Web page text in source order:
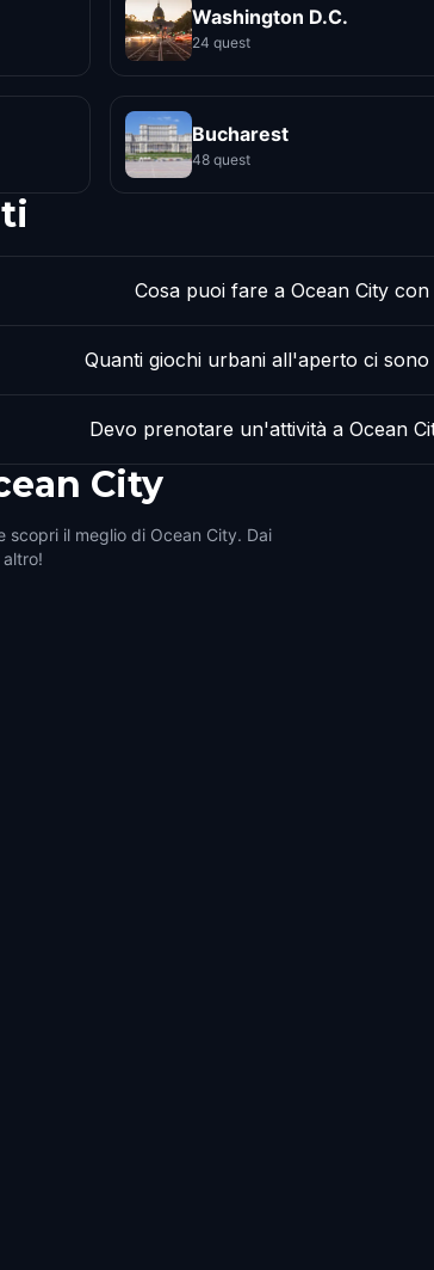
Washington D.C.
24 quest
Bucharest
48 quest
Cosa puoi fare a Ocean City con
Quanti giochi urbani all'aperto ci sono
Devo prenotare un'attività a Ocean
City
scopri il meglio di Ocean City. Dai